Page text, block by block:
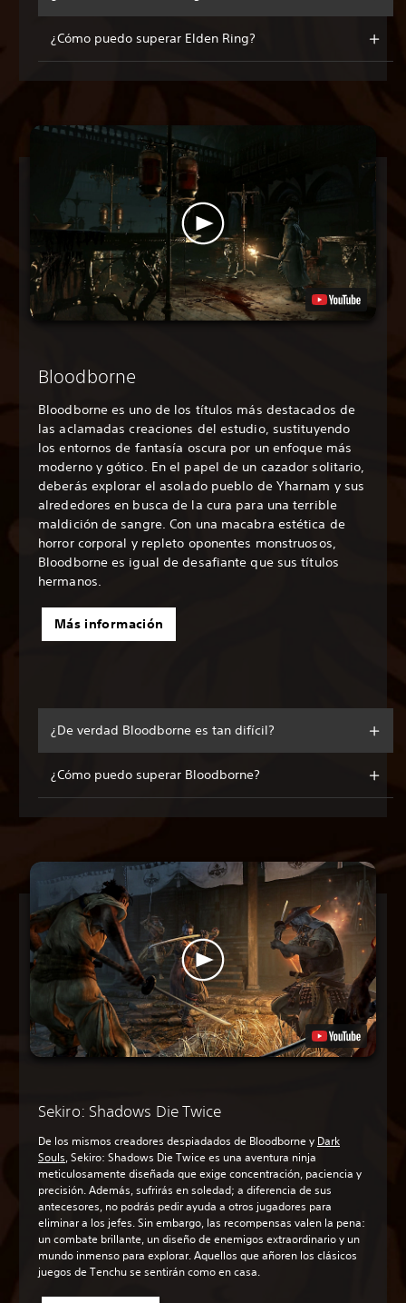
¿Cómo puedo superar Elden Ring?
Bloodborne
Bloodborne es uno de los títulos más destacados de
las aclamadas creaciones del estudio, sustituyendo
los entornos de fantasía oscura por un enfoque más
moderno y gótico. En el papel de un cazador solitario,
deberás explorar el asolado pueblo de Yharnam y sus
alrededores en busca de la cura para una terrible
maldición de sangre. Con una macabra estética de
horror corporal y repleto oponentes monstruosos,
Bloodborne es igual de desafiante que sus títulos
hermanos.
Más información
¿De verdad Bloodborne es tan difícil?
¿Cómo puedo superar Bloodborne?
Sekiro: Shadows Die Twice
De los mismos creadores despiadados de Bloodborne y Dark
Souls, Sekiro: Shadows Die Twice es una aventura ninja
meticulosamente diseñada que exige concentración, paciencia y
precisión. Además, sufrirás en soledad; a diferencia de sus
antecesores, no podrás pedir ayuda a otros jugadores para
eliminar a los jefes. Sin embargo, las recompensas valen la pena:
un combate brillante, un diseño de enemigos extraordinario y un
mundo inmenso para explorar. Aquellos que añoren los clásicos
juegos de Tenchu se sentirán como en casa.